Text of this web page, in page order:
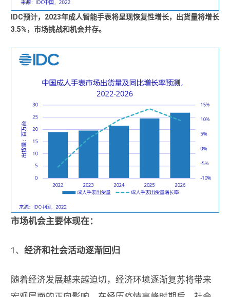
IDC预计，2023年成人智能手表将呈现恢复性增长，出货量将增长
3.5%，市场挑战和机会并存。
市场机会主要体现在：
1、 经济和社会活动逐渐回归
随着经济发展越来越迫切，经济环境逐渐复苏将带来